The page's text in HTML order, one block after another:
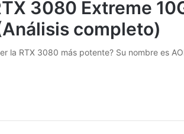
3080 Extreme
completo)
la RTX 3080 más potente? Su nombre es